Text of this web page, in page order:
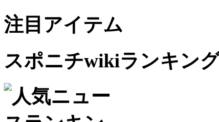
注目アイテム
スポニチwikiランキン